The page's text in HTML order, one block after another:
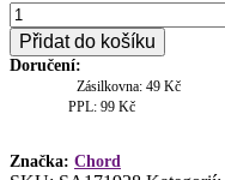
Chord
NU20-
HT
ruční
sérii
Přidat do košíku
Doručení:
Zásilkovna: 49 Kč
PPL: 99 Kč
Značka: Chord